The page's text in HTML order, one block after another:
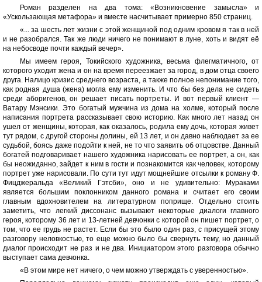
Роман разделен на два тома: «Возникновение замысла» и
«Ускользающая метафора» и вместе насчитывает примерно 850 страниц.
«... за шесть лет жизни с этой женщиной под одним кровом я так в ней
и не разобрался. Так же люди ничего не понимают в луне, хоть и видят её
на небосводе почти каждый вечер».
Мы имеем героя, Токийского художника, весьма флегматичного, от
которого уходит жена и он на время переезжает за город, в дом отца своего
друга. Налицо кризис среднего возраста, а также полное непонимание того,
как родная душа (жена) могла ему изменить. И что бы без дела не сидеть
среди аборигенов, он решает писать портреты. И вот первый клиент —
Ватару Мэнсики. Это богатый мужчина из дома на холме, который после
написания портрета рассказывает свою историю. Как много лет назад он
ушел от женщины, которая, как оказалось, родила ему дочь, которая живет
тут рядом, с другой стороны долины, ей 13 лет, и он давно наблюдает за ее
судьбой, боясь даже подойти к ней, не то что заявить об отцовстве. Данный
богатей подговаривает нашего художника нарисовать ее портрет, а он, как
бы неожиданно, зайдет к ним в гости и познакомится как человек, которому
портрет уже нарисовали. По сути тут идут мощнейшие отсылки к роману Ф.
Фицджеральда «Великий Гэтсби», оно и не удивительно: Мураками
является большим поклонником данного романа и считает его своим
главным вдохновителем на литературном поприще. Отдельно стоить
заметить, что легкий диссонанс вызывают некоторые диалоги главного
героя, которому 36 лет и 13-летней девчонки с которой он пишет портрет, о
том, что ее грудь не растет. Если бы это было один раз, с присущей этому
разговору неловкостью, то еще можно было бы свернуть тему, но данный
диалог происходит не раз и не два. Инициатором этого разговора обычно
выступает сама девчонка.
«В этом мире нет ничего, о чем можно утверждать с уверенностью».